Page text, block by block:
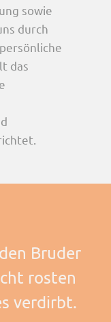
sowie
durch
das
Bruder
rosten
verdirbt.